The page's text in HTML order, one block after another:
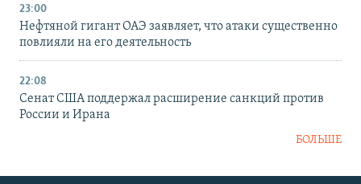
23:00
Нефтяной гигант ОАЭ заявляет, что атаки существенно
повлияли на его деятельность
22:08
Сенат США поддержал расширение санкций против
России и Ирана
БОЛЬШЕ